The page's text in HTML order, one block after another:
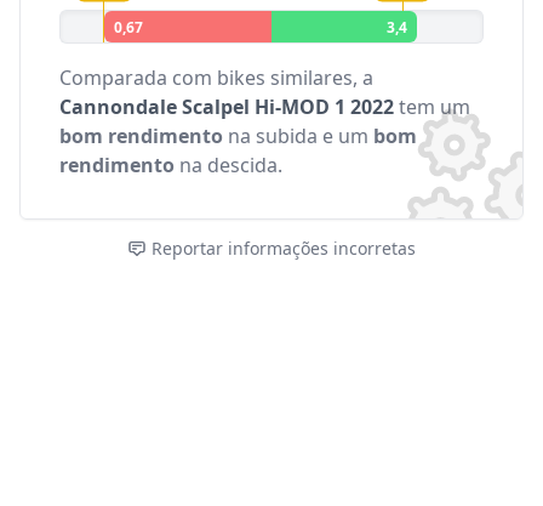
0,67 3,4
Comparada com bikes similares, a
Cannondale Scalpel Hi-MOD 1 2022tem um
bom rendimento na subida e um bom
rendimento na descida.
Reportar informações incorretas